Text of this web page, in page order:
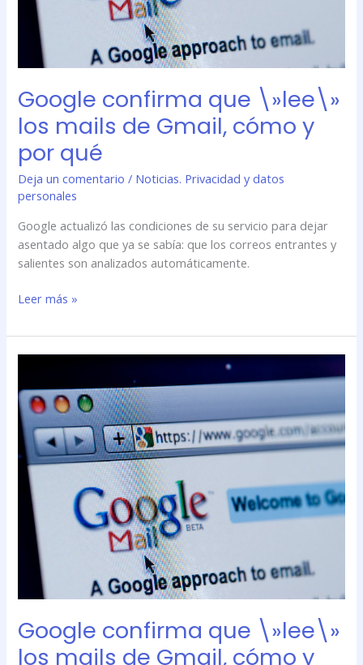
Google confirma que \»lee\»
los mails de Gmail, cómo y
por qué
Deja un comentario / Noticias. Privacidad y datos
personales
Google actualizó las condiciones de su servicio para dejar
asentado algo que ya se sabía: que los correos entrantes y
salientes son analizados automáticamente.
por
Leer más »
Google confirma que \»lee\»
los mails de Gmail, cómo y
que
\»lee\»
los
mails
de
Gmail,
cómo
por